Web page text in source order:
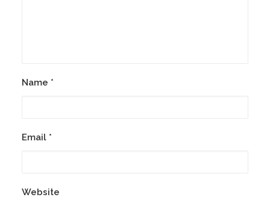
Name *
Email *
Website